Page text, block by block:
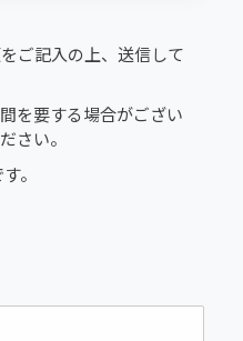
ご記入の上、送信して
を要する場合がござい
さい。
。